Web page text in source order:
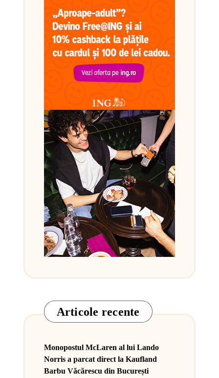
Articole recente
Monopostul McLaren al lui Lando
Norris a parcat direct la Kaufland
Barbu Văcărescu din București